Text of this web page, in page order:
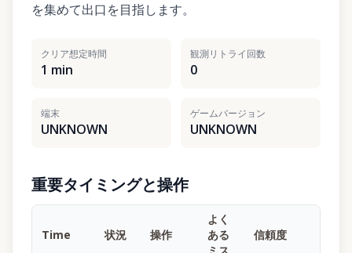
を集めて出口を目指します。
クリア想定時間
1 min
観測リトライ回数
0
端末
UNKNOWN
ゲームバージョン
UNKNOWN
重要タイミングと操作
Time 状況 操作
よく
ある
信頼度